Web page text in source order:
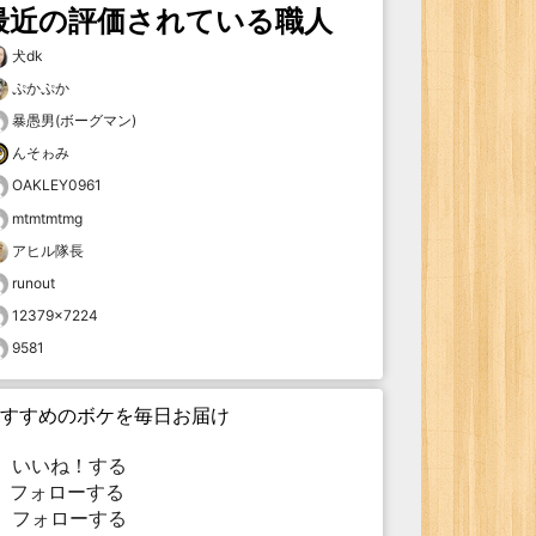
近の評価されている職人
犬dk
ぷかぷか
暴愚男(ボーグマン)
んそゎみ
OAKLEY0961
mtmtmtmg
アヒル隊長
runout
12379×7224
9581
すめのボケを毎日お届け
いいね！する
ォローする
フォローする